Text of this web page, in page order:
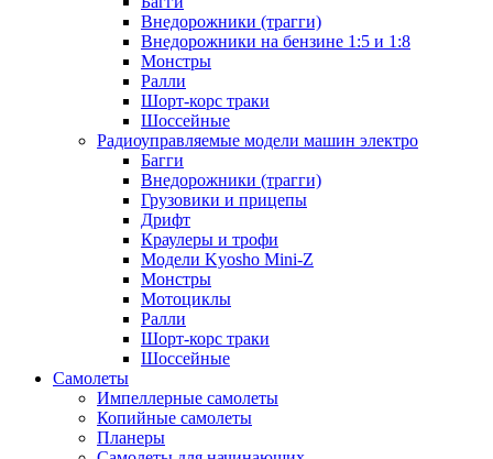
Внедорожники (трагги)
Внедорожники на бензине 1:5 и 1:8
Монстры
Ралли
Шорт-корс траки
Шоссейные
Радиоуправляемые модели машин электро
Багги
Внедорожники (трагги)
Грузовики и прицепы
Дрифт
Краулеры и трофи
Модели Kyosho Mini-Z
Монстры
Мотоциклы
Ралли
Шорт-корс траки
Шоссейные
Самолеты
Импеллерные самолеты
Копийные самолеты
Планеры